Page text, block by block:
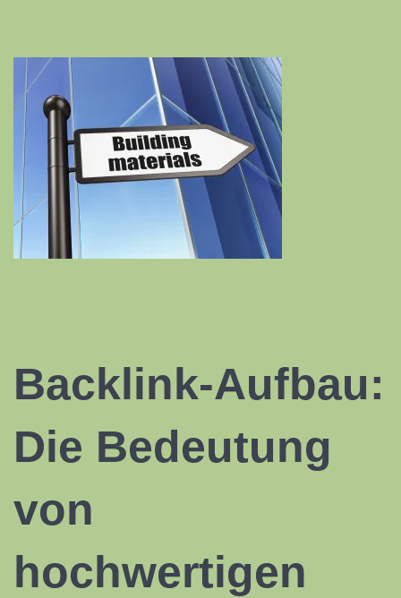
Backlink-Aufbau:
Die Bedeutung
von
hochwertigen